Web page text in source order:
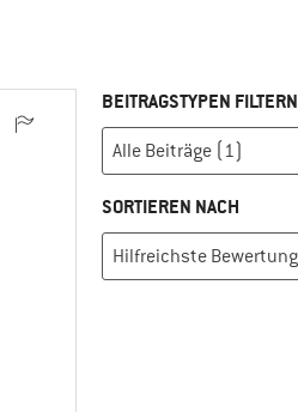
BEITRAGSTYPEN FILTERN
SORTIEREN NACH